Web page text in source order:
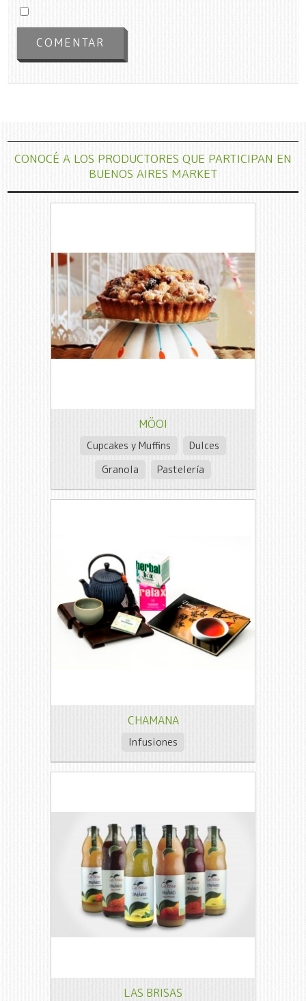
CONOCÉ A LOS PRODUCTORES QUE PARTICIPAN EN
BUENOS AIRES MARKET
MÖOI
Cupcakes y Muffins
Dulces
Granola
Pastelería
CHAMANA
Infusiones
LAS BRISAS